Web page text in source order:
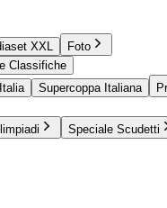
XXL
Foto
Classifiche
Supercoppa Italiana
Speciale Scudetti